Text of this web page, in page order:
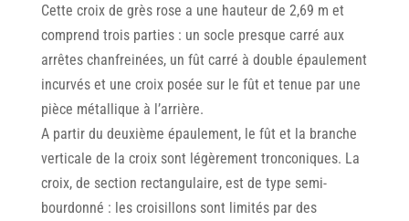
Cette croix de grès rose a une hauteur de 2,69 m et
comprend trois parties : un socle presque carré aux
arrêtes chanfreinées, un fût carré à double épaulement
incurvés et une croix posée sur le fût et tenue par une
pièce métallique à l’arrière.
A partir du deuxième épaulement, le fût et la branche
verticale de la croix sont légèrement tronconiques. La
croix, de section rectangulaire, est de type semi-
bourdonné : les croisillons sont limités par des